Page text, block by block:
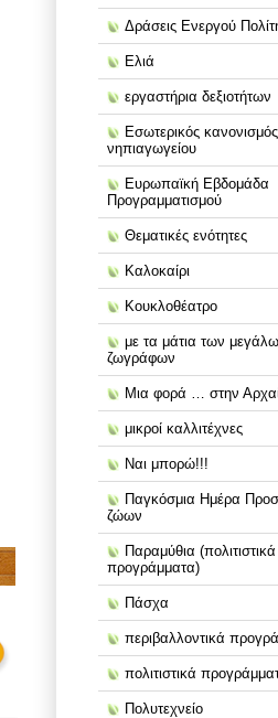
Δράσεις Ενεργού
Ελιά
εργαστήρια δεξιοτήτων
Εσωτερικός κανονισμός
νηπιαγωγείου
Ευρωπαϊκή Εβδομάδα
Προγραμματισμού
Θεματικές ενότητες
Καλοκαίρι
Κουκλοθέατρο
με τα μάτια των
ζωγράφων
Μια φορά … στην
μικροί καλλιτέχνες
Ναι μπορώ!!!
Παγκόσμια Ημέρα
ζώων
Παραμύθια (πολιτιστικά
προγράμματα)
Πάσχα
περιβαλλοντικά
πολιτιστικά
Πολυτεχνείο